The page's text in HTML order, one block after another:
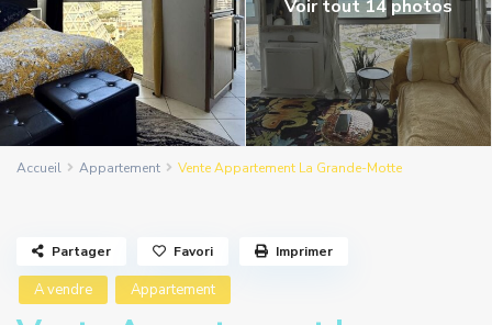
Voir tout 14 photos
Accueil Appartement Vente Appartement La Grande-Motte
A vendre Appartement
Partager Favori Imprimer